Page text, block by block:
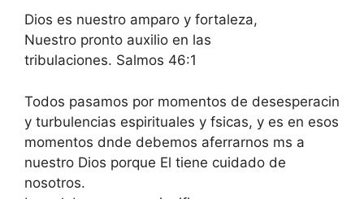
Dios es nuestro amparo y fortaleza,
Nuestro pronto auxilio en las
tribulaciones. Salmos 46:1
Todos pasamos por momentos de desesperacin
y turbulencias espirituales y fsicas, y es en esos
momentos dnde debemos aferrarnos ms a
nuestro Dios porque El tiene cuidado de
nosotros.